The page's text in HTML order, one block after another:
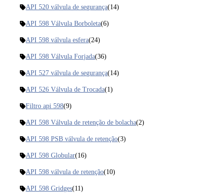
API 520 válvula de segurança(14)
API 598 Válvula Borboleta(6)
API 598 válvula esfera(24)
API 598 Válvula Forjada(36)
API 527 válvula de segurança(14)
API 526 Válvula de Trocada(1)
Filtro api 598(9)
API 598 Válvula de retenção de bolacha(2)
API 598 PSB válvula de retenção(3)
API 598 Globular(16)
API 598 válvula de retenção(10)
API 598 Gridges(11)